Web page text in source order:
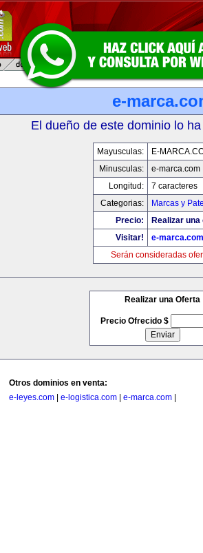
e-
El dueño de este dominio lo
Mayusculas:
E-
Minusculas:
e-marca.com
Longitud:
7 caracteres
Categorias:
Marcas y
Precio:
Realizar
Visitar!
e-marca.com
Serán consideradas
Realizar una Oferta
Precio Ofrecido $
Otros dominios en venta:
e-leyes.com
e-logistica.com e-marca.com